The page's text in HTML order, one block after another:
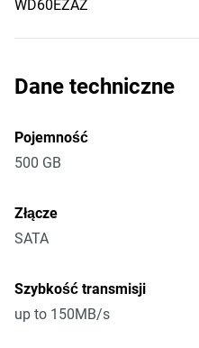
WD60EZAZ
Dane techniczne
Pojemność
500 GB
Złącze
SATA
Szybkość transmisji
up to 150MB/s